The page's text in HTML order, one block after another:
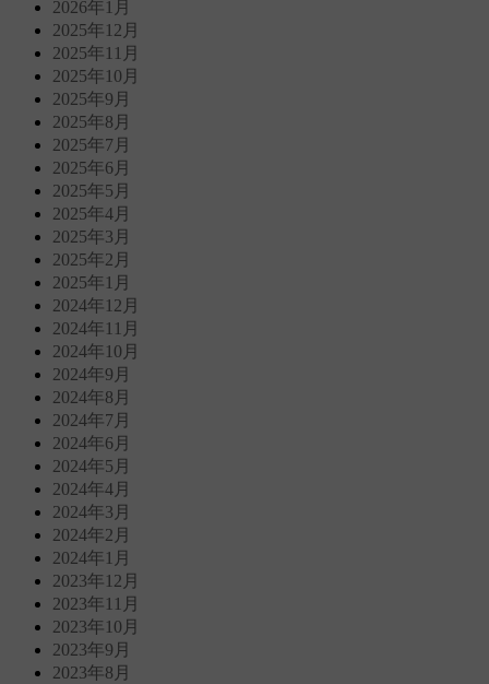
2026年1月
2025年12月
2025年11月
2025年10月
2025年9月
2025年8月
2025年7月
2025年6月
2025年5月
2025年4月
2025年3月
2025年2月
2025年1月
2024年12月
2024年11月
2024年10月
2024年9月
2024年8月
2024年7月
2024年6月
2024年5月
2024年4月
2024年3月
2024年2月
2024年1月
2023年12月
2023年11月
2023年10月
2023年9月
2023年8月